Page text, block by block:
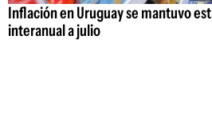
Inflación en Uruguay se mantuvo
interanual a julio